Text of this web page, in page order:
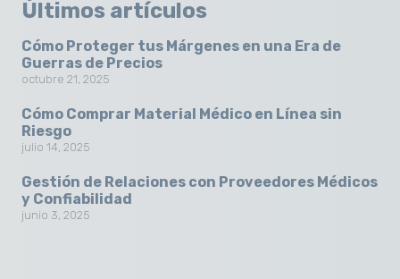
Últimos artículos
Cómo Proteger tus Márgenes en una Era de
Guerras de Precios
octubre 21, 2025
Cómo Comprar Material Médico en Línea sin
Riesgo
julio 14, 2025
Gestión de Relaciones con Proveedores Médicos
y Confiabilidad
junio 3, 2025